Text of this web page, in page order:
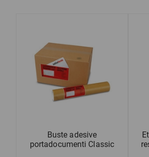
Buste adesive
portadocumenti Classic